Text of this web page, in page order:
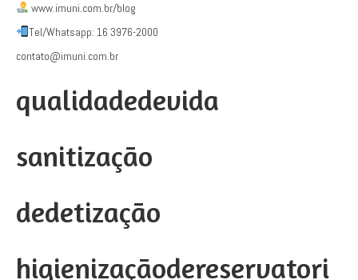
www.imuni.com.br/blog
Tel/Whatsapp: 16 3976-2000
contato@imuni.com.br
qualidadedevida
sanitização
dedetização
higienizaçãodereservatori